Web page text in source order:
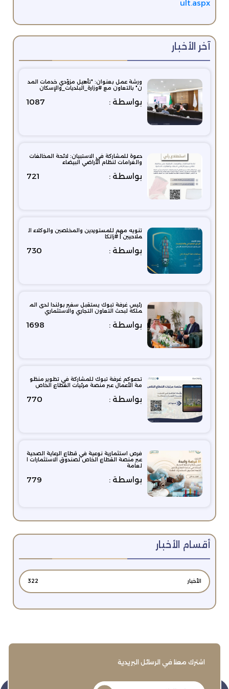
ult.aspx
آخر الأخبار
ورشة عمل بعنوان: ‏"تأهيل مزوّدي خدمات المد
ن" بالتعاون مع ⁧‫#وزارة_البلديات_والإسكان‬⁩
بواسطة : 1087
دعوة للمشاركة في الاستبيان: لائحة المخالفات
والغرامات لنظام الأراضي البيضاء
بواسطة : 721
تنويه مهم للمستوردين والمخلصين والوكلاء ال
ملاحيين | #زاتكا
بواسطة : 730
رئيس غرفة تبوك يستقبل سفير بولندا لدى الم
ملكة لبحث التعاون التجاري والاستثماري
بواسطة : 1698
تدعوكم غرفة تبوك للمشاركة في تطوير منظو
مة الأعمال عبر منصة مرئيات القطاع الخاص
بواسطة : 770
فرص استثمارية نوعية في قطاع الرعاية الصحية
عبر منصة القطاع الخاص لصندوق الاستثمارات ا
لعامة
بواسطة : 779
أقسام الأخبار
الأخبار 322
اشترك معنا في الرسائل البريدية